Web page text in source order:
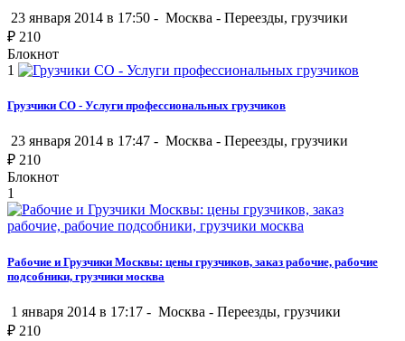
23 января 2014 в 17:50 - Москва - Переезды, грузчики
₽ 210
Блокнот
1
Грузчики CO - Услуги профессиональных грузчиков
23 января 2014 в 17:47 - Москва - Переезды, грузчики
₽ 210
Блокнот
1
Рабочие и Грузчики Москвы: цены грузчиков, заказ рабочие, рабочие
подсобники, грузчики москва
1 января 2014 в 17:17 - Москва - Переезды, грузчики
₽ 210